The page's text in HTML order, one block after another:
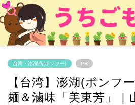
台湾・澎湖島(ポンフー) PR
【台湾】澎湖(ポンフ
麺＆滷味「美東芳」｜